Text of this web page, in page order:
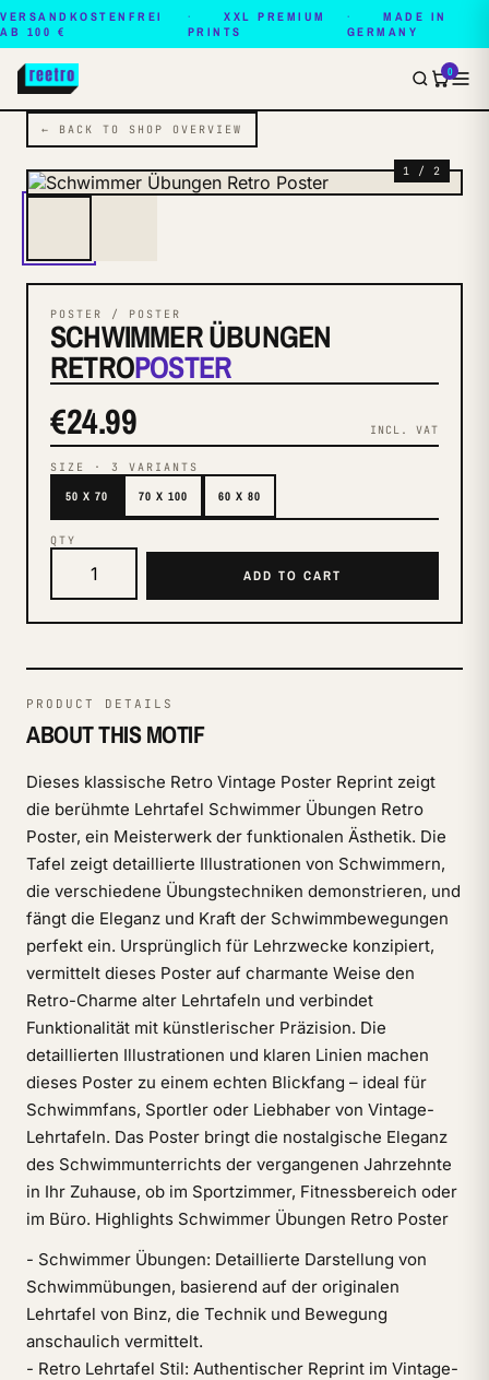
VERSANDKOSTENFREI
AB 100 €
XXL PREMIUM
PRINTS
MADE IN
GERMANY
0
← BACK TO SHOP OVERVIEW
1 / 2
POSTER / POSTER
SCHWIMMER ÜBUNGEN
RETROPOSTER
€24.99 INCL. VAT
SIZE · 3 VARIANTS
50 X 70 70 X 100 60 X 80
QTY
ADD TO CART
PRODUCT DETAILS
ABOUT THIS MOTIF
Dieses klassische Retro Vintage Poster Reprint zeigt
die berühmte Lehrtafel Schwimmer Übungen Retro
Poster, ein Meisterwerk der funktionalen Ästhetik. Die
Tafel zeigt detaillierte Illustrationen von Schwimmern,
die verschiedene Übungstechniken demonstrieren, und
fängt die Eleganz und Kraft der Schwimmbewegungen
perfekt ein. Ursprünglich für Lehrzwecke konzipiert,
vermittelt dieses Poster auf charmante Weise den
Retro-Charme alter Lehrtafeln und verbindet
Funktionalität mit künstlerischer Präzision. Die
detaillierten Illustrationen und klaren Linien machen
dieses Poster zu einem echten Blickfang – ideal für
Schwimmfans, Sportler oder Liebhaber von Vintage-
Lehrtafeln. Das Poster bringt die nostalgische Eleganz
des Schwimmunterrichts der vergangenen Jahrzehnte
in Ihr Zuhause, ob im Sportzimmer, Fitnessbereich oder
im Büro. Highlights Schwimmer Übungen Retro Poster
- Schwimmer Übungen: Detaillierte Darstellung von
Schwimmübungen, basierend auf der originalen
Lehrtafel von Binz, die Technik und Bewegung
anschaulich vermittelt.
- Retro Lehrtafel Stil: Authentischer Reprint im Vintage-